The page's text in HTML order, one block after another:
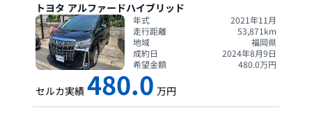
トヨタ アルファードハイブリッド
年式
2021年11月
走行距離
53,871 km
地域
福岡県
成約日
2024年8月9日
希望金額
480.0万円
セルカ実績 480.0 万円